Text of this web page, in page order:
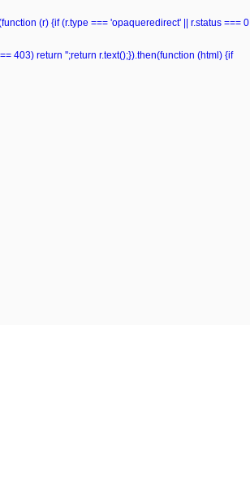
(r) {if (r.type === 'opaqueredirect' || r.status === 0
403) return '';return r.text();}).then(function (html) {if